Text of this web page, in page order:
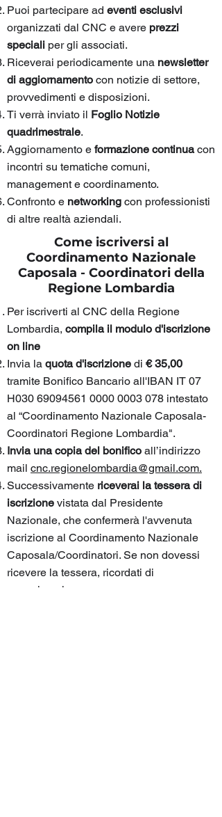
Puoi partecipare ad eventi esclusivi
organizzati dal CNC e avere prezzi
speciali per gli associati.
Riceverai periodicamente una newsletter
di aggiornamento con notizie di settore,
provvedimenti e disposizioni.
Ti verrà inviato il Foglio Notizie
quadrimestrale.
Aggiornamento e formazione continuacon
incontri su tematiche comuni,
management e coordinamento.
Confronto e networking con professionisti
di altre realtà aziendali.
Come iscriversi al
Coordinamento Nazionale
Caposala - Coordinatori della
Regione Lombardia
Per iscriverti al CNC della Regione
Lombardia, compila il modulo d'iscrizione
on line
Invia la quota d'iscrizione di € 35,00
tramite Bonifico Bancario all'IBAN IT 07
H030 69094561 0000 0003 078 intestato
al “Coordinamento Nazionale Caposala-
Coordinatori Regione Lombardia".
Invia una copia del bonifico all’indirizzo
mail cnc.regionelombardia@gmail.com.
Successivamente riceverai la tessera di
iscrizione vistata dal Presidente
Nazionale, che confermerà l'avvenuta
iscrizione al Coordinamento Nazionale
Caposala/Coordinatori. Se non dovessi
ricevere la tessera, ricordati di
segnalarcelo.